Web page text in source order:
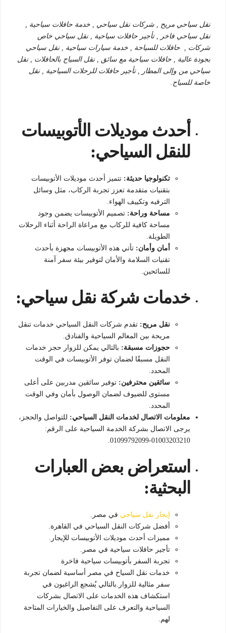
نقل سياحي مريح , شركات نقل سياحي , خدمة حافلات سياحية ,
نقل سياحي فاخر , تأجير حافلات سياحية , نقل سياحي خاص
شركات , حافلات للسياحة , خدمة سيارات سياحية , نقل سياحي
بجودة عالية , حافلات سياحية مع سائق , نقل السياح بالحافلات , نقل
سياحي من وإلى المطار , تأجير حافلات للرحلات السياحية , نقل
خاصة للسياح.
أحدث موديلات الأتوبيسات
للنقل السياحي:
تكنولوجيا حديثة: تتميز أحدث موديلات الأتوبيسات
بتقنيات متقدمة تعزز تجربة الركاب، مثل وسائل
الترفيه وتكييف الهواء.
مساحة وراحة: تصميم الأتوبيسات يضمن وجود
مساحة كافية للركاب مع مراعاة الراحة أثناء الرحلات
الطويلة.
أمان وأمان: تأتي هذه الأتوبيسات مجهزة بأحدث
تقنيات السلامة والأمان لتوفير بيئة سفر آمنة
للسائحين.
خدمات شركة نقل سياحي:
نقل مريح: تقدم شركات النقل السياحي خدمات تنقل
مريحة بين المعالم السياحية والفنادق.
حجوزات مسبقة: بالتالي يمكن للزوار حجز خدمات
النقل مسبقًا لضمان توفر الأتوبيسات في الوقت
المحدد.
سائقين محترفين: توفير سائقين مدربين على أعلى
مستوى للضيوف لضمان الوصول بأمان وفي الوقت
المحدد.
معلومات الاتصال لخدمات النقل السياحي: للتواصل والحجز،
يرجى الاتصال بشركة الخدمة السياحية على الرقم:
01003203210-01099792099.
استعراض بعض العبارات
البحثية:
إيجار نقل سياحي في مصر.
أفضل شركات النقل السياحي في القاهرة.
مميزات أحدث موديلات الأتوبيسات للإيجار.
تأجير حافلات سياحية في مصر.
تجربة السفر بأتوبيسات سياحية فاخرة
خدمات نقل السياح في مصر أساسية لضمان تجربة
سفر مثالية للزوار.بالتالي يُشجع الراغبون في
استكشاف هذه الخدمات على الاتصال بشركات
السياحية والتعرف على التفاصيل والخيارات المتاحة
لهم.